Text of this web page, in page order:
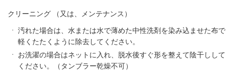
クリーニング
（又は、メンテナンス）
汚れた場合は、水または水で薄めた中性洗剤を染み込ませた布で
軽くたたくように除去してください。
お洗濯の場合はネットに入れ、脱水後すぐ形を整えて陰干しして
ください。（タンブラー乾燥不可）